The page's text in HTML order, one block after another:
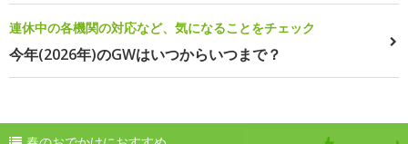
連休中の各機関の対応など、気になることをチェック
今年(2026年)のGWはいつからいつまで？